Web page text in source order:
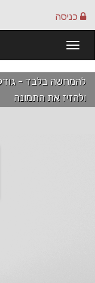
כניסה
ולהזיז את התמונה